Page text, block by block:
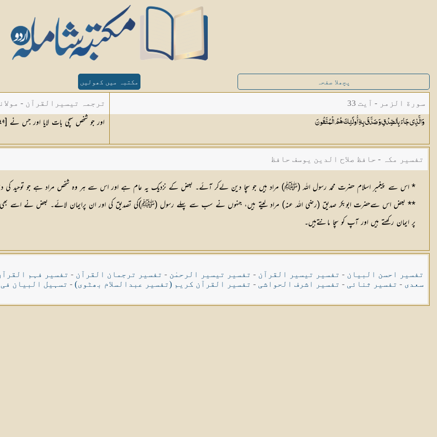
پچھلا صفحہ مکتبہ میں کھولیں
سورة الزمر - آیت 33
وَالَّذِي جَاءَ بِالصِّدْقِ وَصَدَّقَ بِهِ ۙ أُولَٰئِكَ هُمُالْمُتَّقُونَ
ترجمہ تیسیرالقرآن -
اور جو شخص سچی بات لایا اور جس نے [
تفسیر مکہ - حافظ صلاح الدین یوسف حافظ
* اس سے پیغمبر اسلام حضرت محمد رسول اللہ (ﷺ) مراد ہیں جو سچا دین لےکر آئے۔ بعض کے نزدیک یہ عام ہے اور اس سے ہر وہ شخص مراد ہے جو توحید کی
** بعض اس سےحضرت ابوبکر صدیق (رضی الله عنہ) مراد لیتے ہیں، جنہوں نے سب سے پہلے رسول (ﷺ)کی تصدیق کی اور ان پرایمان لائے۔ بعض نے اسے
پر ایمان رکھتے ہیں اور آپ کو سچا مانتےہیں۔
تفسیر احسن البیان - تفسیر تیسیر القرآن - تفسیر تیسیر الرحمٰن - تفسیر ترجمان القرآن - تفسیر فہم
سعدی - تفسیر ثنائی - تفسیر اشرف الحواشی - تفسیر القرآن کریم (تفسیر عبدالسلام بھٹوی) - تسہیل البیان